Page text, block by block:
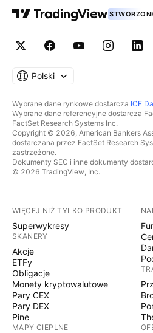
Polski
Wybrane dane rynkowe dostarcza ICE
Wybrane dane referencyjne dostarcza
FactSet Research Systems Inc.
Copyright © 2026, American Bankers
dostarczana przez FactSet Research
zastrzeżone.
Dokumenty SEC i inne dokumenty
© 2026 TradingView, Inc.
WIĘCEJ NIŻ TYLKO PRODUKT
Superwykresy
SKANERY
Akcje
ETFy
Obligacje
Monety kryptowalutowe
Pary CEX
Pary DEX
Pine
MAPY CIEPLNE